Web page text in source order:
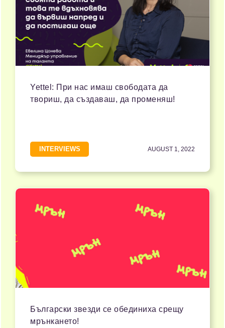
Yettel: При нас имаш свободата да
твориш, да създаваш, да променяш!
INTERVIEWS AUGUST 1, 2022
Български звезди се обединиха срещу
мрънкането!